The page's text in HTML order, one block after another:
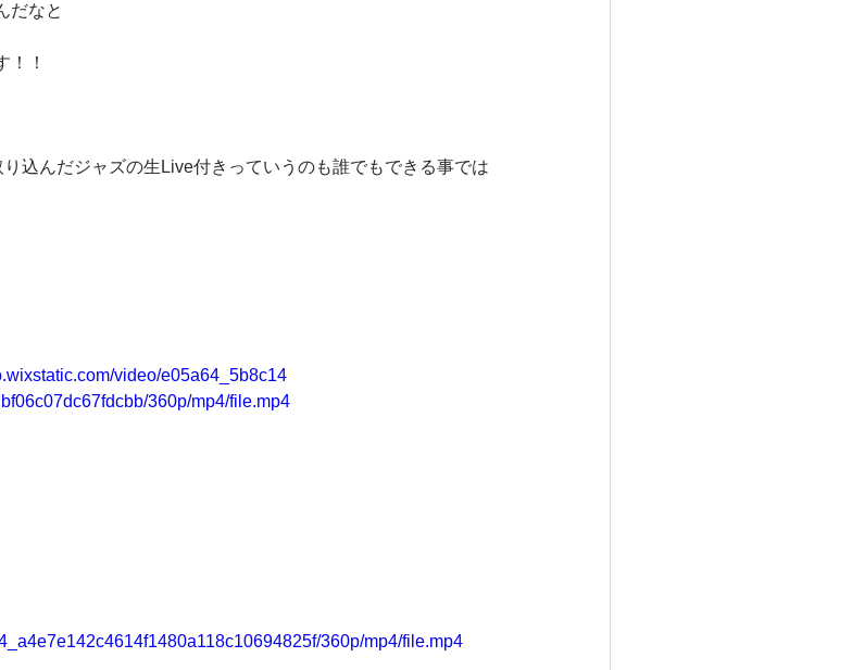
だなと
！！
込んだジャズの生Live付きっていうのも誰でもできる事では
video/e05a64_5b8c14
360p/mp4/file.mp4
360p/mp4/file.mp4